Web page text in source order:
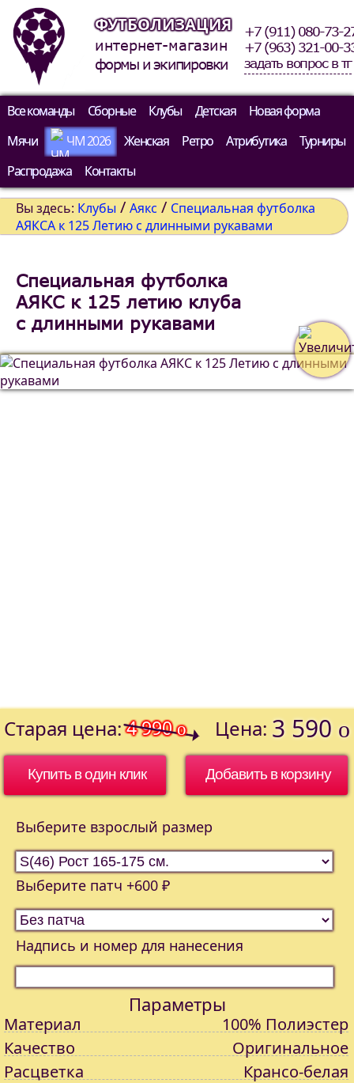
ФУТБОЛИЗАЦИЯ
интернет-магазин
формы и экипировки
+7 (911) 080-73-
+7 (963) 321-00-
задать вопрос в тг
Все команды Сборные Клубы Детская
Новая форма
Мячи
ЧМ 2026 Женская Ретро Атрибутика
Турниры
Распродажа
Контакты
Вы здесь: Клубы / Аякс / Специальная футболка
АЯКСА к 125 Летию с длинными рукавами
Специальная футболка
АЯКС к 125 летию клуба
с длинными рукавами
Старая цена: 4 990o Цена: 3 590 o
Купить в один клик
Выберите взрослый размер
Выберите патч +600 ₽
Надпись и номер для нанесения
Параметры
Материал
100% Полиэстер
Качество
Оригинальное
Расцветка
Крансо-белая